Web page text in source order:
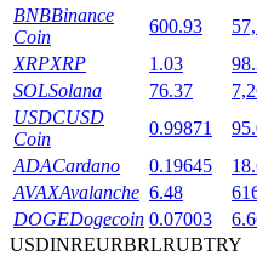
Staking flexível para
BNBBinance
Coin
600.93
XRPXRP 1.03
SOLSolana 76.37
USDCUSD
Coin
0.99871
ADACardano 0.19645
AVAXAvalanche 6.48
DOGEDogecoin 0.07003
USDINREURBRLRUBTRY